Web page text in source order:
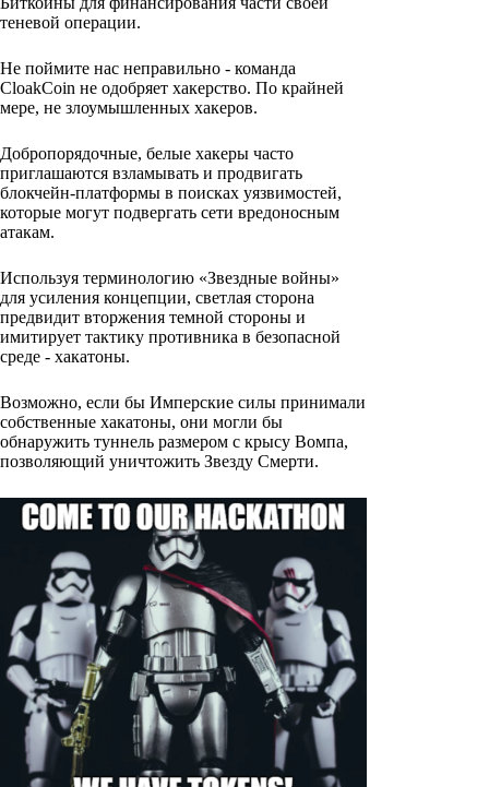
теневой операции.
Не поймите нас неправильно - команда
CloakCoin не одобряет хакерство. По крайней
мере, не злоумышленных хакеров.
Добропорядочные, белые хакеры часто
приглашаются взламывать и продвигать
блокчейн-платформы в поисках уязвимостей,
которые могут подвергать сети вредоносным
атакам.
Используя терминологию «Звездные войны»
для усиления концепции, светлая сторона
предвидит вторжения темной стороны и
имитирует тактику противника в безопасной
среде - хакатоны.
Возможно, если бы Имперские силы принимали
собственные хакатоны, они могли бы
обнаружить туннель размером с крысу Вомпа,
позволяющий уничтожить Звезду Смерти.